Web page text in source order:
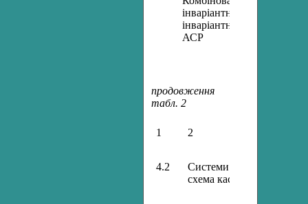
інваріантності. Умови
інваріантних АСР.
АСР
продовження
табл. 2
1 2
4.2
Системи каскадного
схема каскадної АСР.